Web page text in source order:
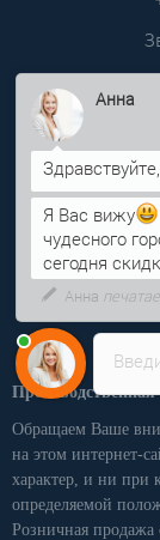
Обращаем Ваше
на этом интернет-
характер, и ни при
определяемой
Розничная продажа
Я Вас вижу
чудесного
сегодня